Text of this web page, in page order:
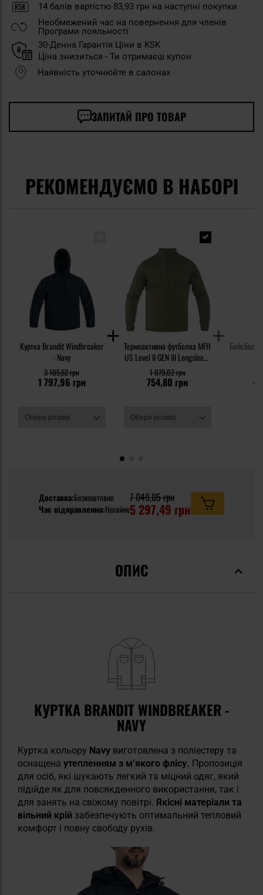
14 балів вартістю 83,93 грн на наступні покупки
Необмежений час на повернення для членів
Програми лояльності
30-Денна Гарантія Ціни в KSK
Ціна знизиться - Ти отримаєш купон
Наявність уточнюйте в салонах
ЗАПИТАЙ ПРО ТОВАР
РЕКОМЕНДУЄМО В НАБОРІ
Куртка Brandit Windbreaker
- Navy
1 797,96 грн
3 105,52 грн
Термоактивна футболка MFH
US Level II GEN III Longsleeve
- Olive
754,80 грн
1 079,02 грн
Доставка:Безкоштовно
Час відправлення:Негайно
7 049,05 грн
5 297,49 грн
ОПИС
КУРТКА BRANDIT WINDBREAKER -
NAVY
Куртка кольору Navy виготовлена з поліестеру та
оснащена утепленням з м’якого флісу. Пропозиція
для осіб, які шукають легкий та міцний одяг, який
підійде як для повсякденного використання, так і
для занять на свіжому повітрі. Якісні матеріали та
вільний крій забезпечують оптимальний тепловий
комфорт і повну свободу рухів.